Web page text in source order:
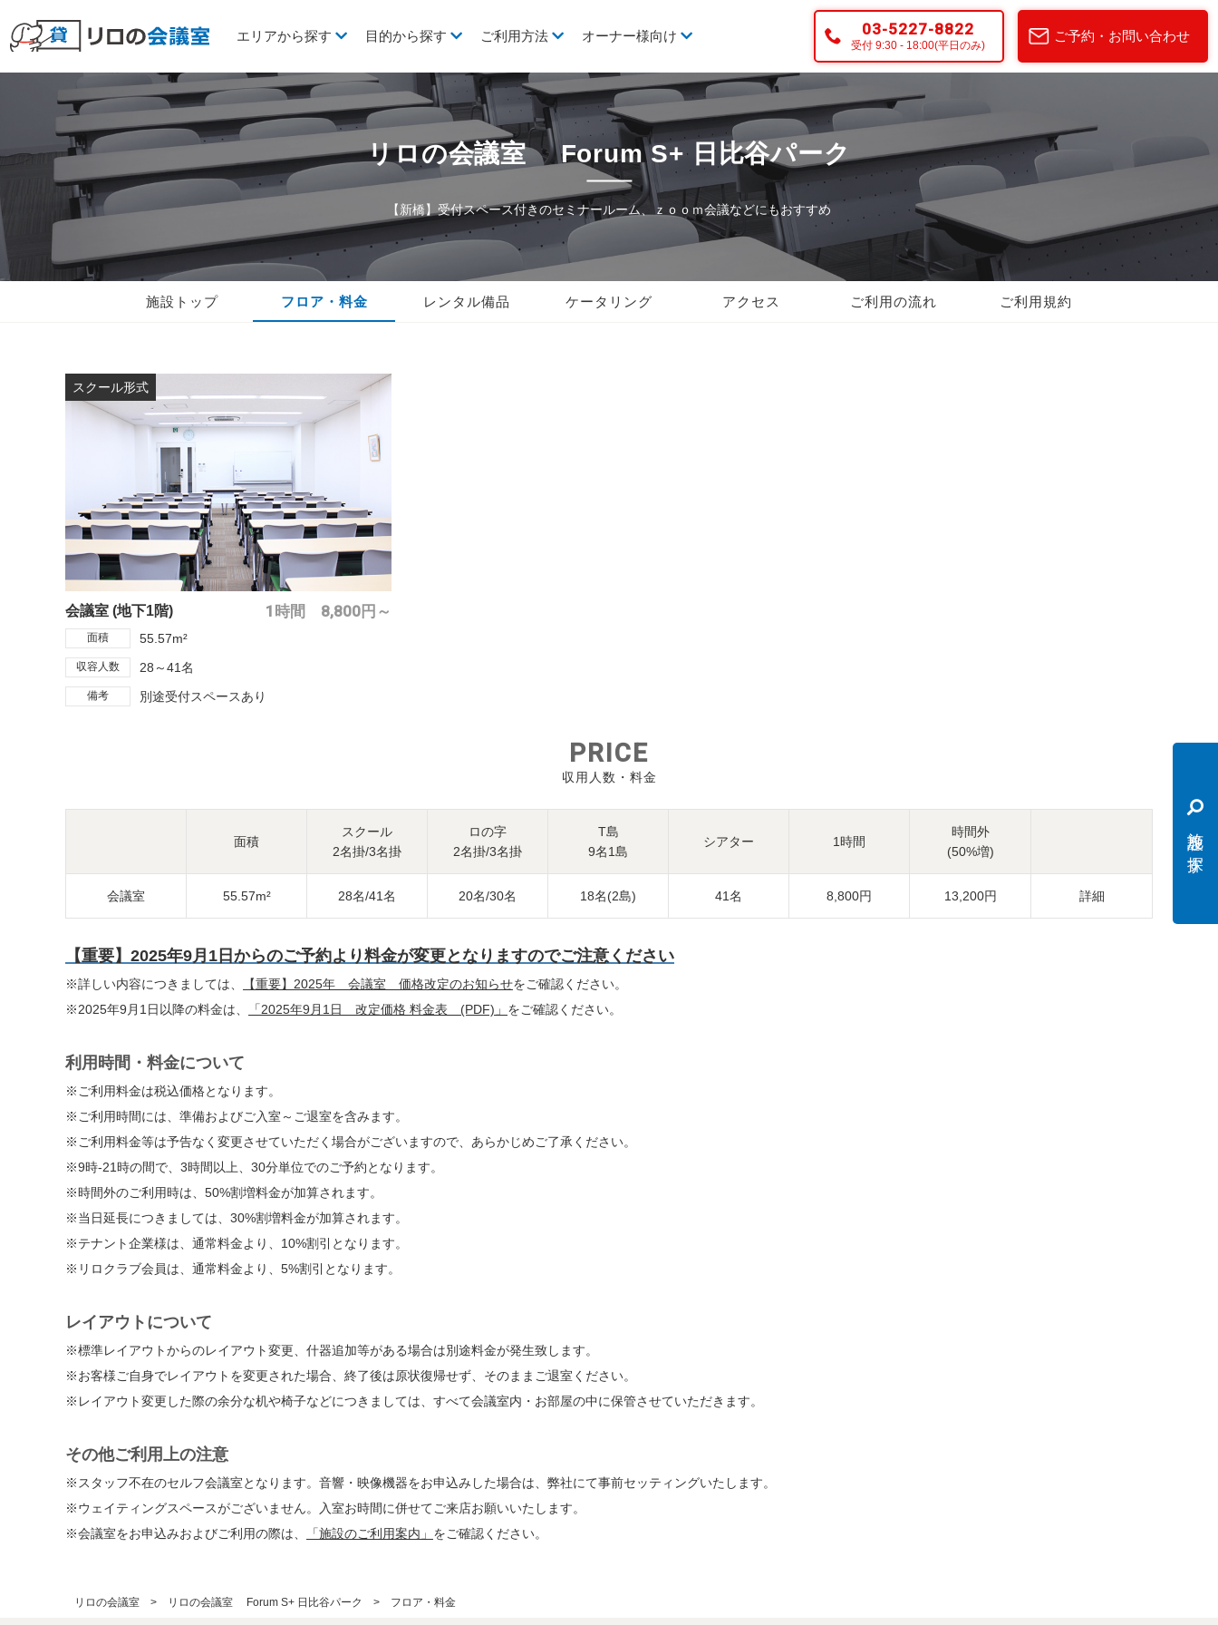
エリアから探す 目的から探す ご利用方法 オーナー様向け 03-5227-8822
受付 9:30 - 18:00(平日のみ)
ご予約・お問い合わせ
施設を探す
リロの会議室 Forum S+ 日比谷パーク
【新橋】受付スペース付きのセミナールーム、ｚｏｏｍ会議などにもおすすめ
施設トップ フロア・料金 レンタル備品 ケータリング アクセス ご利用の流れ ご利用規約
スクール形式
会議室 (地下1階) 1時間 8,800円～
面積 55.57m²
収容人数 28～41名
備考 別途受付スペースあり
PRICE
収用人数・料金
面積
スクール
2名掛/3名掛
ロの字
2名掛/3名掛
T島
9名1島
シアター 1時間
時間外
(50%増)
会議室 55.57m² 28名/41名 20名/30名 18名(2島) 41名 8,800円 13,200円 詳細
【重要】2025年9月1日からのご予約より料金が変更となりますのでご注意ください
※詳しい内容につきましては、 【重要】2025年 会議室 価格改定のお知らせをご確認ください。
※2025年9月1日以降の料金は、
「2025年9月1日 改定価格 料金表 (PDF)」 をご確認ください。
利用時間・料金について
※ご利用料金は税込価格となります。
※ご利用時間には、準備およびご入室～ご退室を含みます。
※ご利用料金等は予告なく変更させていただく場合がございますので、あらかじめご了承ください。
※9時-21時の間で、3時間以上、30分単位でのご予約となります。
※時間外のご利用時は、50%割増料金が加算されます。
※当日延長につきましては、30%割増料金が加算されます。
※テナント企業様は、通常料金より、10%割引となります。
※リロクラブ会員は、通常料金より、5%割引となります。
レイアウトについて
※標準レイアウトからのレイアウト変更、什器追加等がある場合は別途料金が発生致します。
※お客様ご自身でレイアウトを変更された場合、終了後は原状復帰せず、そのままご退室ください。
※レイアウト変更した際の余分な机や椅子などにつきましては、すべて会議室内・お部屋の中に保管させていただきます。
その他ご利用上の注意
※スタッフ不在のセルフ会議室となります。音響・映像機器をお申込みした場合は、弊社にて事前セッティングいたします。
※ウェイティングスペースがございません。入室お時間に併せてご来店お願いいたします。
※会議室をお申込みおよびご利用の際は、
「施設のご利用案内」 をご確認ください。
リロの会議室 リロの会議室 Forum S+ 日比谷パーク フロア・料金